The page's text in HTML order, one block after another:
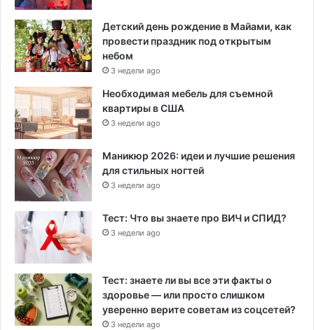
Детский день рождение в Майами, как
провести праздник под открытым
небом
3 недели ago
Необходимая мебель для съемной
квартиры в США
3 недели ago
Маникюр 2026: идеи и лучшие решения
для стильных ногтей
3 недели ago
Тест: Что вы знаете про ВИЧ и СПИД?
3 недели ago
Тест: знаете ли вы все эти факты о
здоровье — или просто слишком
уверенно верите советам из соцсетей?
3 недели ago